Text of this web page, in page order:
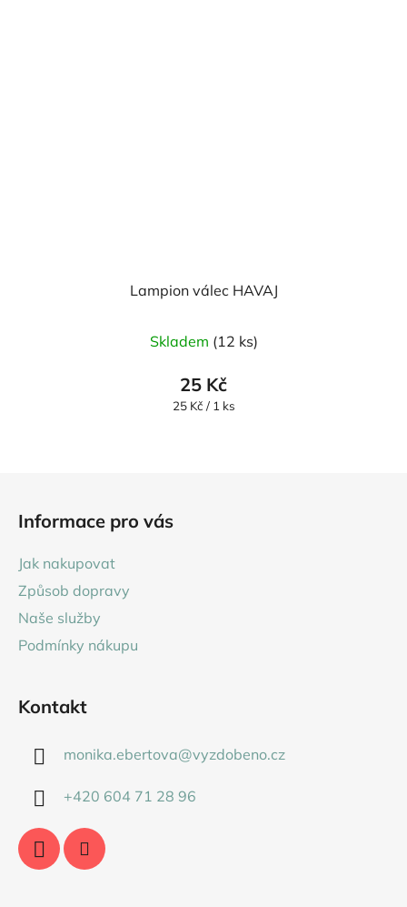
Lampion válec HAVAJ
Skladem (12 ks)
25 Kč
Měrná
25 Kč / 1 ks
Informace pro vás
Jak nakupovat
Způsob dopravy
Naše služby
Podmínky nákupu
Kontakt
monika.ebertova@vyzdobeno.cz
+420 604 71 28 96